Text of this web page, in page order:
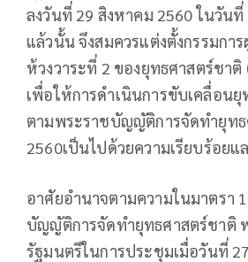
ลงวันที่ 29 สิงหาคม 2560 ในวัน
แล้วนั้น จึงสมควรแต่งตั้งกรรมกา
ห้วงวาระที่ 2 ของยุทธศาสตร์ชา
เพื่อให้การดำเนินการขับเคลื่อน
ตามพระราชบัญญัติการจัดทำยุท
2560เป็นไปด้วยความเรียบร้อยแ
อาศัยอำนาจตามความในมาตรา
บัญญัติการจัดทำยุทธศาสตร์ชาติ
รัฐมนตรีในการประชุมเมื่อวันที่